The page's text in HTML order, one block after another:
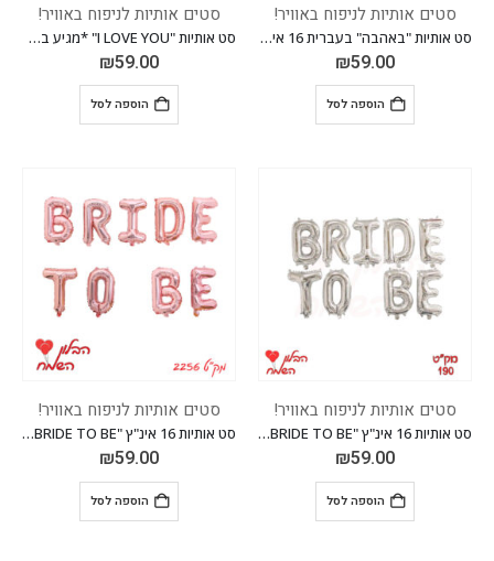
סטים אותיות לניפוח באוויר!
סט אותיות "באהבה" בעברית 16 אינ"ץ *מגיע בסיטונאות חבילה של 5 יח'*
₪59.00
הוספה לסל
סטים אותיות לניפוח באוויר!
סט אותיות "I LOVE YOU" *מגיע בסיטונאות חבילה של 5 יח'*
₪59.00
הוספה לסל
סטים אותיות לניפוח באוויר!
סט אותיות 16 אינ"ץ "BRIDE TO BE" *מגיע בסיטונאות חבילה של 5 יח'*
₪59.00
הוספה לסל
סטים אותיות לניפוח באוויר!
סט אותיות 16 אינ"ץ "BRIDE TO BE" *מגיע בסיטונאות חבילה של 5 יח'*
₪59.00
הוספה לסל